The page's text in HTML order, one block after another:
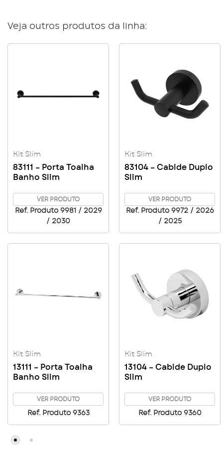
Veja outros produtos da linha:
Kit Slim
83111 – Porta Toalha
Banho Slim
VER PRODUTO
Ref. Produto 9981 / 2029
/ 2030
Kit Slim
83104 – Cabide Duplo
Slim
VER PRODUTO
Ref. Produto 9972 / 2026
/ 2025
Kit Slim
13111 – Porta Toalha
Banho Slim
VER PRODUTO
Ref. Produto 9363
Kit Slim
13104 – Cabide Duplo
Slim
VER PRODUTO
Ref. Produto 9360